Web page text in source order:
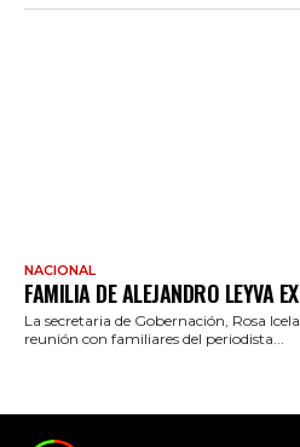
NACIONAL
FAMILIA DE ALEJANDRO LEYVA
La secretaria de Gobernación, Rosa
reunión con familiares del periodista...